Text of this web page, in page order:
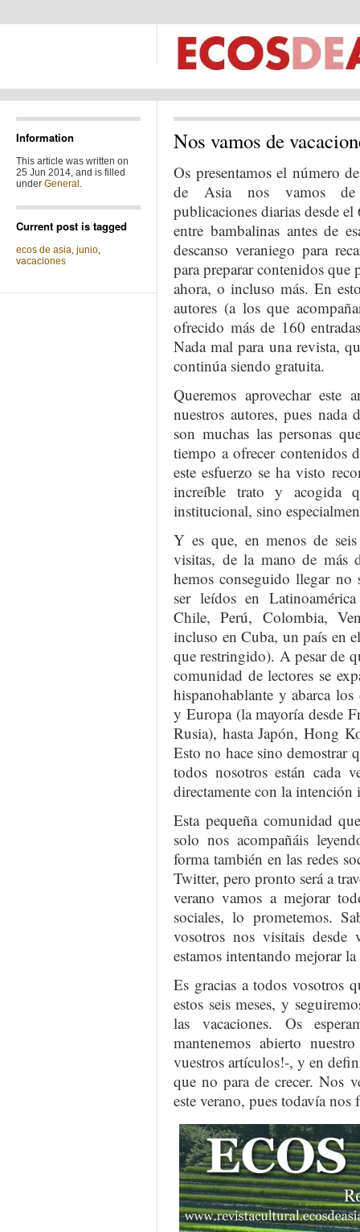
Information
This article was written on
25 Jun 2014, and is filled
under General .
Current post is tagged
ecos de asia, junio,
vacaciones
Nos vamos de
Os presentamos el número
de Asia nos vamos de
publicaciones diarias desde
entre bambalinas antes de
descanso veraniego para
para preparar contenidos que
ahora, o incluso más. En
autores (a los que
ofrecido más de 160
Nada mal para una revista,
continúa siendo gratuita.
Queremos aprovechar este
nuestros autores, pues nada
son muchas las personas
tiempo a ofrecer contenidos
este esfuerzo se ha visto
increíble trato y acogida
institucional, sino
Y es que, en menos de
visitas, de la mano de más
hemos conseguido llegar
ser leídos en
Chile, Perú, Colombia,
incluso en Cuba, un país en
que restringido). A pesar de
comunidad de lectores se
hispanohablante y abarca
y Europa (la mayoría desde
Rusia), hasta Japón, Hong
Esto no hace sino demostrar
todos nosotros están cada
directamente con la intención
Esta pequeña comunidad
solo nos acompañáis
forma también en las redes
Twitter, pero pronto será a
verano vamos a mejorar
sociales, lo prometemos.
vosotros nos visitais
estamos intentando mejorar
Es gracias a todos vosotros
estos seis meses, y
las vacaciones. Os
mantenemos abierto
vuestros artículos!-, y en
que no para de crecer. Nos
este verano, pues todavía